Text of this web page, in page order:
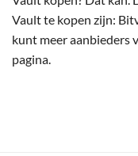
Vault te kopen zijn:
kunt meer aanbieders
pagina.